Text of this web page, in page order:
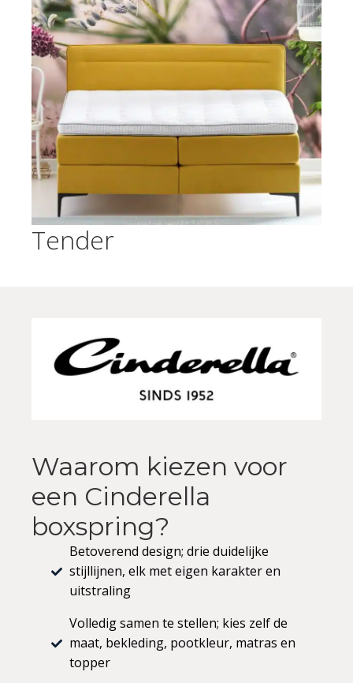
Tender
Waarom kiezen voor
een Cinderella
boxspring?
Betoverend design; drie duidelijke
stijllijnen, elk met eigen karakter en
uitstraling
Volledig samen te stellen; kies zelf de
maat, bekleding, pootkleur, matras en
topper